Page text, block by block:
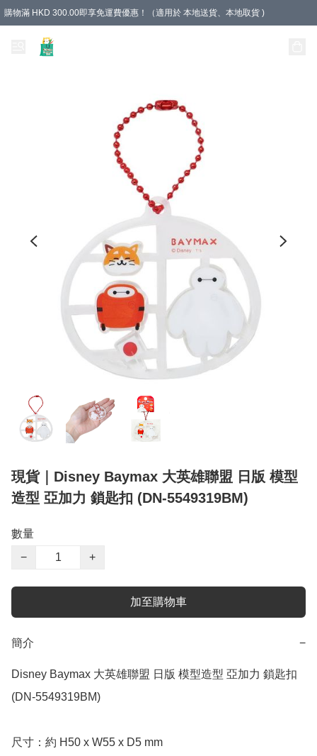
購物滿 HKD 300.00即享免運費優惠！（適用於 本地送貨、本地取貨 )
現貨｜Disney Baymax 大英雄聯盟 日版 模型
造型 亞加力 鎖匙扣 (DN-5549319BM)
數量
−
+
加至購物車
簡介 −
Disney Baymax 大英雄聯盟 日版 模型造型 亞加力 鎖匙扣
(DN-5549319BM)
尺寸：約 H50 x W55 x D5 mm